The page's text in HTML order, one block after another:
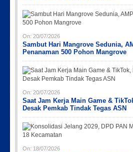
On: 20/07/2026
Sambut Hari Mangrove Sedunia,
Penanaman 500 Pohon Mangrove
On: 20/07/2026
Saat Jam Kerja Main Game &
Desak Pemkab Tindak Tegas ASN
On: 18/07/2026